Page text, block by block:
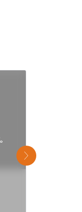
次のスライド